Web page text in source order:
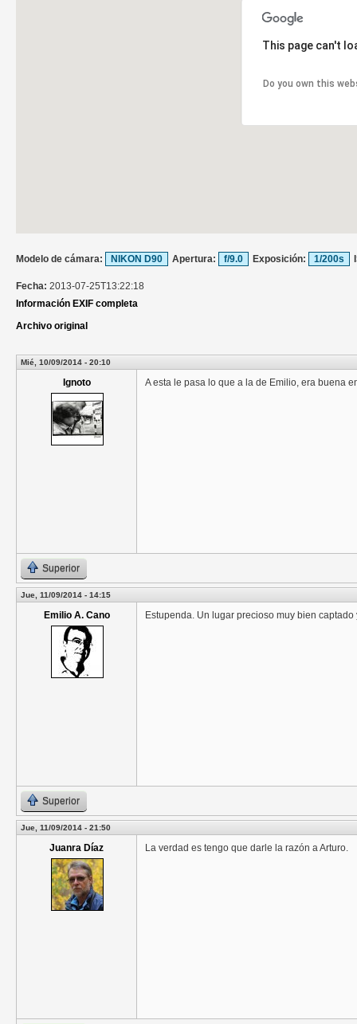
This page can't
Do you own this
Modelo de cámara: NIKON D90 Apertura: f/9.0 Exposición: 1/200s
Fecha: 2013-07-25T13:22:18
Información EXIF completa
Archivo original
Mié, 10/09/2014 - 20:10
Ignoto A esta le pasa lo que a la de Emilio, era buena
Superior
Jue, 11/09/2014 - 14:15
Emilio A. Cano Estupenda. Un lugar precioso muy bien captado
Superior
Jue, 11/09/2014 - 21:50
Juanra Díaz La verdad es tengo que darle la razón a Arturo.